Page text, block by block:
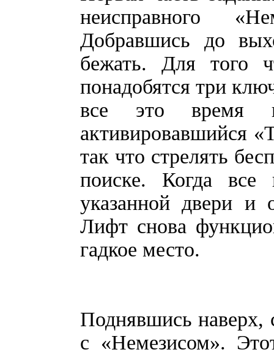
неисправного
Добравшись до
бежать. Для того
понадобятся три
все это время
активировавшийся
так что стрелять
поиске. Когда
указанной двери и
Лифт снова
гадкое место.
Поднявшись наверх,
с «Немезисом».